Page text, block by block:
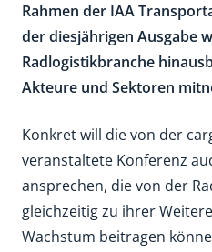
Rahmen der IAA
der diesjährigen Ausgabe
Radlogistikbranche
Akteure und Sektoren
Konkret will die von der
veranstaltete Konferenz
ansprechen, die von der
gleichzeitig zu ihrer
Wachstum beitragen